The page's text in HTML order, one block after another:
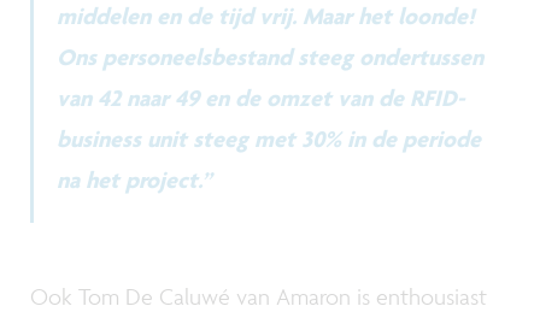
middelen en de tijd vrij. Maar het loonde!
Ons personeelsbestand steeg ondertussen
van 42 naar 49 en de omzet van de RFID-
business unit steeg met 30% in de periode
na het project.”
Ook Tom De Caluwé van Amaron is enthousiast